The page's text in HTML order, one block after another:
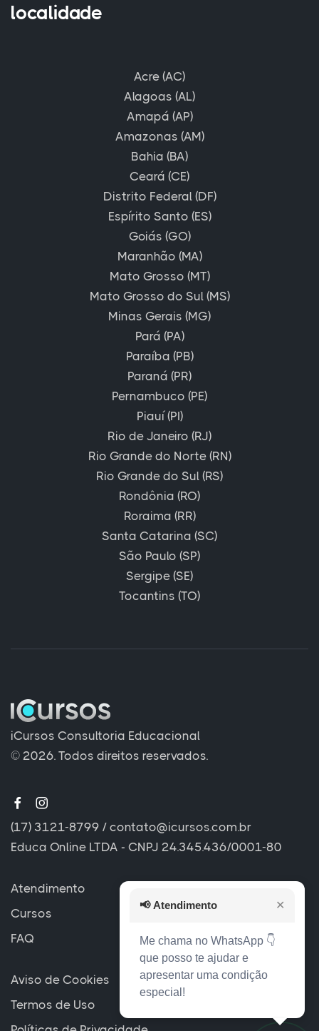
localidade
Acre (AC)
Alagoas (AL)
Amapá (AP)
Amazonas (AM)
Bahia (BA)
Ceará (CE)
Distrito Federal (DF)
Espírito Santo (ES)
Goiás (GO)
Maranhão (MA)
Mato Grosso (MT)
Mato Grosso do Sul (MS)
Minas Gerais (MG)
Pará (PA)
Paraíba (PB)
Paraná (PR)
Pernambuco (PE)
Piauí (PI)
Rio de Janeiro (RJ)
Rio Grande do Norte (RN)
Rio Grande do Sul (RS)
Rondônia (RO)
Roraima (RR)
Santa Catarina (SC)
São Paulo (SP)
Sergipe (SE)
Tocantins (TO)
iCursos Consultoria Educacional
© 2026. Todos direitos reservados.
(17) 3121-8799 / contato@icursos.com.br
Educa Online LTDA - CNPJ 24.345.436/0001-80
Atendimento
Cursos
FAQ
Aviso de Cookies
Termos de Uso
📢 Atendimento ✕
Me chama no WhatsApp 👇
que posso te ajudar e
apresentar uma condição
especial!